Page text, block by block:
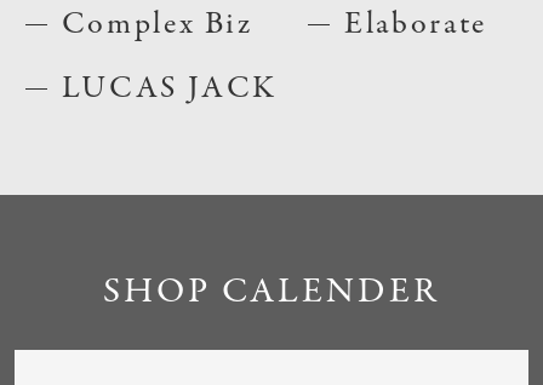
Complex Biz
LUCAS JACK
Elaborate
SHOP CALENDER